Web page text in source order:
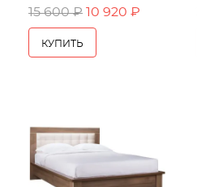
15 600 ₽ 10 920 ₽
КУПИТЬ